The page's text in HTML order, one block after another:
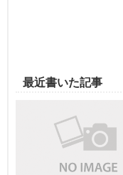
最近書いた記事